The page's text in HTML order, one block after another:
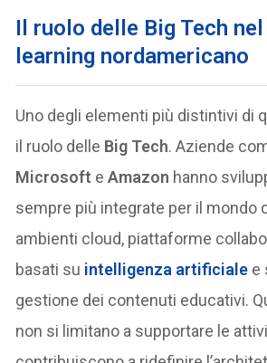
Il ruolo delle Big Tech
learning nordamericano
Uno degli elementi più distintivi di
il ruolo delle Big Tech. Aziende
Microsoft eAmazon hanno
sempre più integrate per il mondo
ambienti cloud, piattaforme
basati su intelligenza artificiale e
gestione dei contenuti educativi.
non si limitano a supportare le